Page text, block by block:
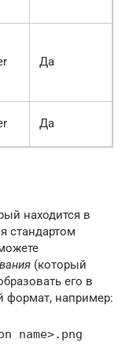
Да
Да
находится в
стандартом
(который
его в
например: